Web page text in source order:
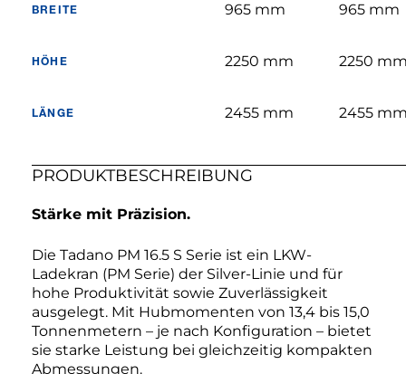
BREITE 965 mm 965 mm
HÖHE 2250 mm 2250
LÄNGE 2455 mm 2455
PRODUKTBESCHREIBUNG
Stärke mit Präzision.
Die Tadano PM 16.5 S Serie ist ein LKW-
Ladekran (PM Serie) der Silver-Linie und für
hohe Produktivität sowie Zuverlässigkeit
ausgelegt. Mit Hubmomenten von 13,4 bis 15,0
Tonnenmetern – je nach Konfiguration – bietet
sie starke Leistung bei gleichzeitig kompakten
Abmessungen.